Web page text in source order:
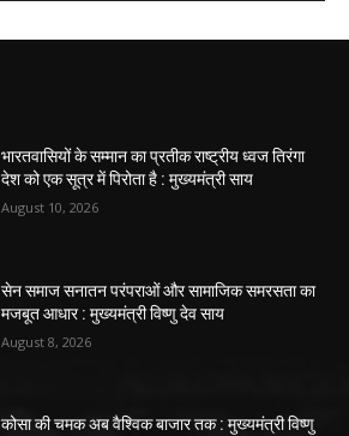
भारतवासियों के सम्मान का प्रतीक राष्ट्रीय ध्वज तिरंगा
देश को एक सूत्र में पिरोता है : मुख्यमंत्री साय
August 10, 2026
सेन समाज सनातन परंपराओं और सामाजिक समरसता का
मजबूत आधार : मुख्यमंत्री विष्णु देव साय
August 8, 2026
कोसा की चमक अब वैश्विक बाजार तक : मुख्यमंत्री विष्णु